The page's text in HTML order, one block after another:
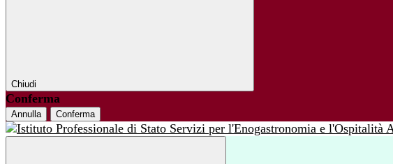
Chiudi
Conferma
Annulla Conferma